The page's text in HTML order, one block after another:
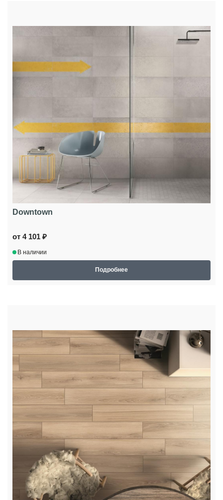
Downtown
от 4 101 ₽
В наличии
Подробнее